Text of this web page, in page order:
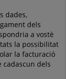
dades,
dels
a vostè
la possibilitat
la facturació
dels